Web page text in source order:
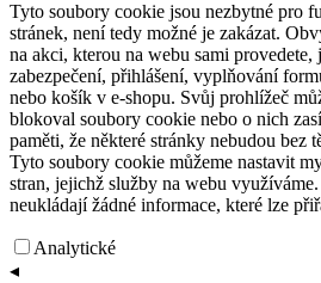
Tyto soubory cookie jsou nezbytné pro
stránek, není tedy možné je zakázat.
na akci, kterou na webu sami provedete,
zabezpečení, přihlášení, vyplňování
nebo košík v e-shopu. Svůj prohlížeč
blokoval soubory cookie nebo o nich
paměti, že některé stránky nebudou bez
Tyto soubory cookie můžeme nastavit
stran, jejichž služby na webu
neukládají žádné informace, které lze
Analytické
◂